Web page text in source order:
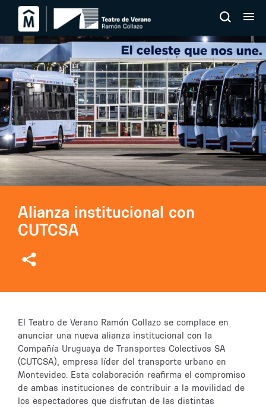
Alianza institucional con
CUTCSA
El Teatro de Verano Ramón Collazo se complace en
anunciar una nueva alianza institucional con la
Compañía Uruguaya de Transportes Colectivos SA
(CUTCSA), empresa líder del transporte urbano en
Montevideo. Esta colaboración reafirma el compromiso
de ambas instituciones de contribuir a la movilidad de
los espectadores que disfrutan de las distintas